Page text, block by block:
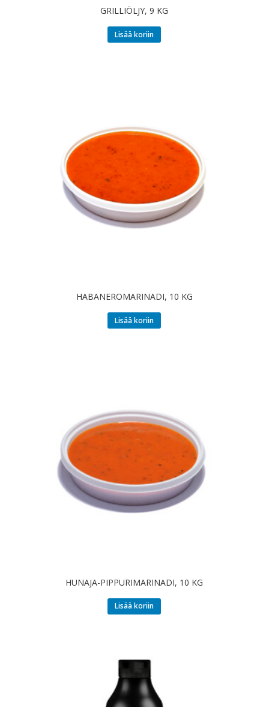
GRILLIÖLJY, 9 KG
Lisää koriin
HABANEROMARINADI, 10 KG
Lisää koriin
HUNAJA-PIPPURIMARINADI, 10 KG
Lisää koriin